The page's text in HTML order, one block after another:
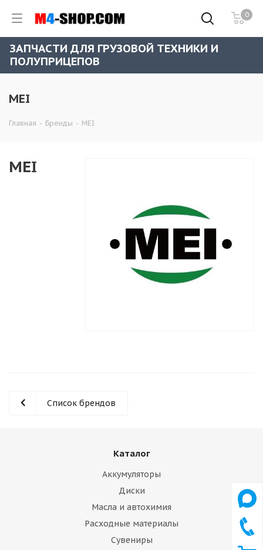
0
ЗАПЧАСТИ ДЛЯ ГРУЗОВОЙ ТЕХНИКИ И
ПОЛУПРИЦЕПОВ
MEI
Главная - Бренды - MEI
MEI
Список брендов
Каталог
Аккумуляторы
Диски
Масла и автохимия
Расходные материалы
Сувениры